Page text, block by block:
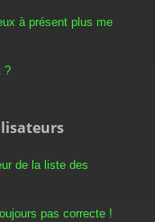
à présent plus me
?
de la liste des
pas correcte !